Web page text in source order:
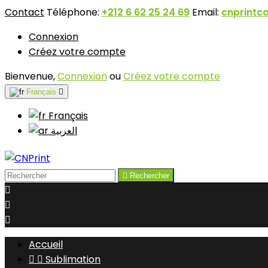
Contact Téléphone: +212 6 62 25 24 69 Email:
Connexion
Créez votre compte
Bienvenue,ConnexionouCréez votre compte
Français 
Français
‫العربية
 Rechercher



Accueil
  Sublimation